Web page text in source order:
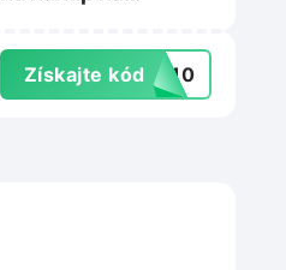
Získajte kódRA10